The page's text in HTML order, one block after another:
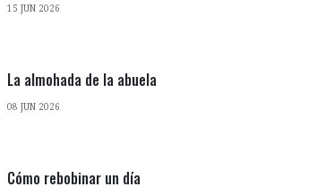
15 JUN 2026
La almohada de la abuela
08 JUN 2026
Cómo rebobinar un día